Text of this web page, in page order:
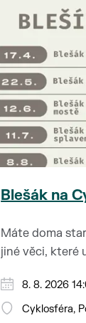
Blešák na
Máte doma
jiné věci, které
náušnice nebo
Chcete se
8. 8. 2026
Cyklosféra,